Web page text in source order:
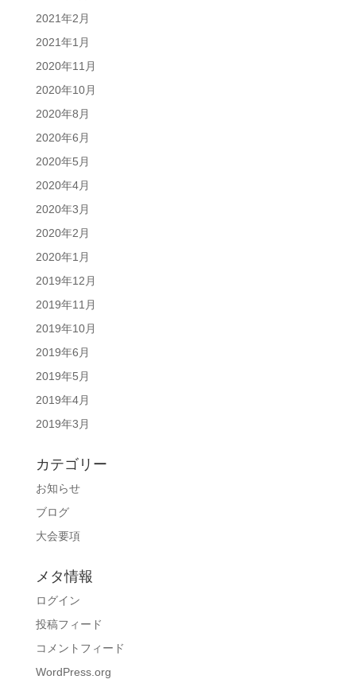
2021年2月
2021年1月
2020年11月
2020年10月
2020年8月
2020年6月
2020年5月
2020年4月
2020年3月
2020年2月
2020年1月
2019年12月
2019年11月
2019年10月
2019年6月
2019年5月
2019年4月
2019年3月
カテゴリー
お知らせ
ブログ
大会要項
メタ情報
ログイン
投稿フィード
コメントフィード
WordPress.org